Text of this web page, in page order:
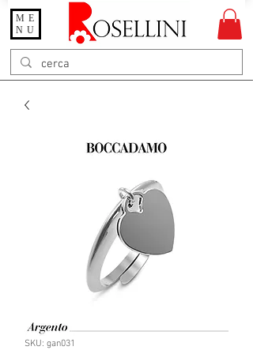
Gioielleria Rosellini
Rosellini online
ME
NU
SKU: gan031